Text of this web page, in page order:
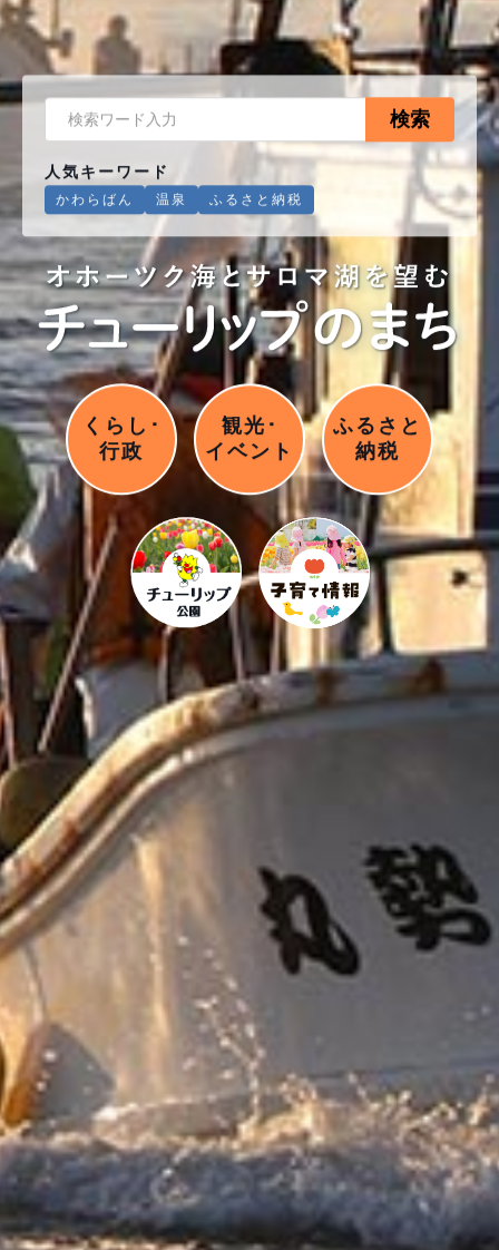
検索
人気キーワード
かわらばん 温泉 ふるさと納税
くらし･
行政
観光･
イベント
ふるさと
納税